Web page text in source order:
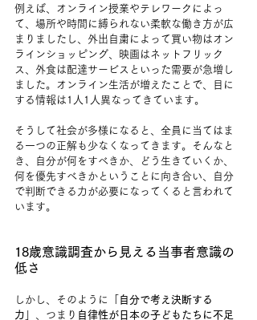
例えば、オンライン授業やテレワークによっ
て、場所や時間に縛られない柔軟な働き方が広
まりましたし、外出自粛によって買い物はオン
ラインショッピング、映画はネットフリック
ス、外食は配達サービスといった需要が急増し
ました。オンライン生活が増えたことで、目に
する情報は1人1人異なってきています。
そうして社会が多様になると、全員に当てはま
る一つの正解も少なくなってきます。そんなと
き、自分が何をすべきか、どう生きていくか、
何を優先すべきかということに向き合い、自分
で判断できる力が必要になってくると言われて
います。
18歳意識調査から見える当事者意識の
低さ
しかし、そのように「
自分で考え決断する
力 」、つまり 自律性が日本の子どもたちに不足